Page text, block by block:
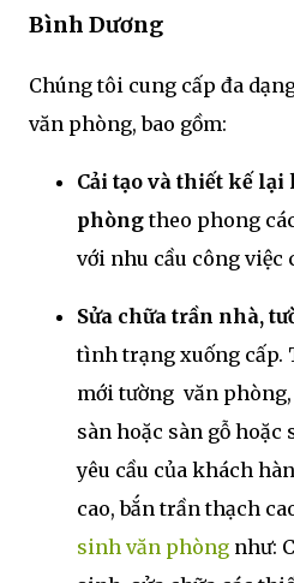
Bình Dương
Chúng tôi cung cấp đa
văn phòng, bao gồm:
Cải tạo và thiết kế
phòngtheo phong
với nhu cầu công việc
Sửa chữa trần nhà,
tình trạng xuống cấp.
mới tường văn
sàn hoặc sàn gỗ hoặc
yêu cầu của khách
cao, bắn trần thạch
sinh văn phòng như: